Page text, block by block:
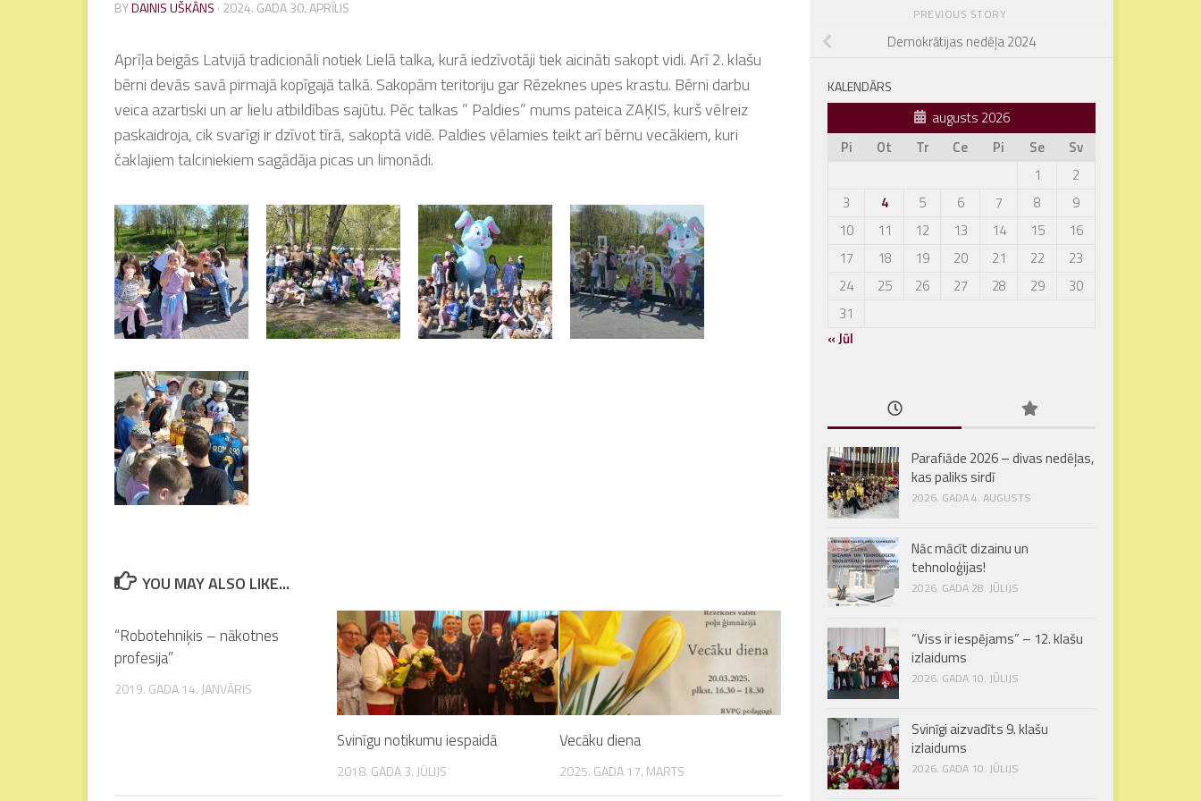
BYDAINIS UŠKĀNS · 2024. GADA 30. APRĪLIS
Aprīļa beigās Latvijā tradicionāli notiek Lielā talka, kurā iedzīvotāji tiek aicināti sakopt vidi. Arī 2. klašu
bērni devās savā pirmajā kopīgajā talkā. Sakopām teritoriju gar Rēzeknes upes krastu. Bērni darbu
veica azartiski un ar lielu atbildības sajūtu. Pēc talkas ” Paldies” mums pateica ZAĶIS, kurš vēlreiz
paskaidroja, cik svarīgi ir dzīvot tīrā, sakoptā vidē. Paldies vēlamies teikt arī bērnu vecākiem, kuri
čaklajiem talciniekiem sagādāja picas un limonādi.
YOU MAY ALSO LIKE...
“Robotehniķis – nākotnes
profesija”
2019. GADA 14. JANVĀRIS
Svinīgu notikumu iespaidā
2018. GADA 3. JŪLIJS
Vecāku diena
2025. GADA 17. MARTS
PREVIOUS STORY
Demokrātijas nedēļa 2024
KALENDĀRS
augusts 2026
Pi
Ot Tr Ce Pi Se
Sv
1
2
3
4 5 6 7 8
9
10
11 12 13 14 15
16
17
18 19 20 21 22
23
24
25 26 27 28 29
30
31
« Jūl
Parafiāde 2026 – divas nedēļas,
kas paliks sirdī
2026. GADA 4. AUGUSTS
Nāc mācīt dizainu un
tehnoloģijas!
2026. GADA 28. JŪLIJS
“Viss ir iespējams” – 12. klašu
izlaidums
2026. GADA 10. JŪLIJS
Svinīgi aizvadīts 9. klašu
izlaidums
2026. GADA 10. JŪLIJS